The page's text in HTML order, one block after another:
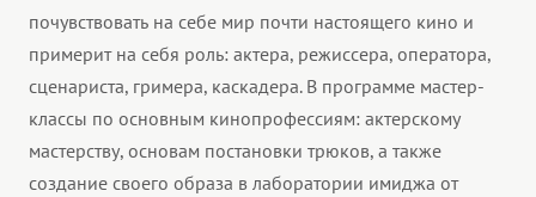
почувствовать на себе мир почти настоящего кино и
примерит на себя роль: актера, режиссера, оператора,
сценариста, гримера, каскадера. В программе мастер-
классы по основным кинопрофессиям: актерскому
мастерству, основам постановки трюков, а также
создание своего образа в лаборатории имиджа от